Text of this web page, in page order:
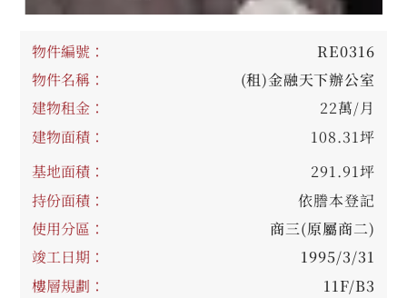
物件編號：
RE0316
物件名稱：
(租)金融天下辦公室
建物租金：
22萬/月
建物面積：
108.31坪
基地面積：
291.91坪
持份面積：
依謄本登記
使用分區：
商三(原屬商二)
竣工日期：
1995/3/31
樓層規劃：
11F/B3